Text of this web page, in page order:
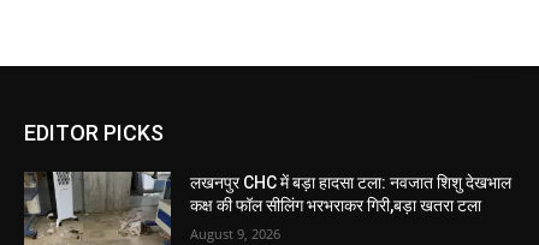
EDITOR PICKS
लखनपुर CHC में बड़ा हादसा टला: नवजात शिशु देखभाल
कक्ष की फॉल सीलिंग भरभराकर गिरी,बड़ा खतरा टला
August 9, 2026